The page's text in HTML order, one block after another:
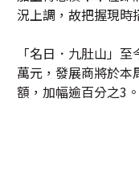
況上調，故把握現時
「名日．九肚山」
萬元，發展商將於
額，加幅逾百分之3。